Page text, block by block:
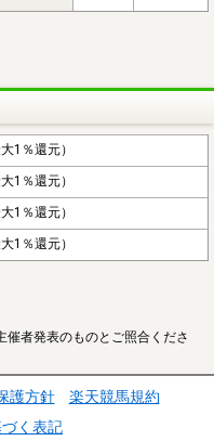
1％還元）
1％還元）
1％還元）
1％還元）
者発表のものとご照合くださ
護方針
楽天競馬規約
く表記